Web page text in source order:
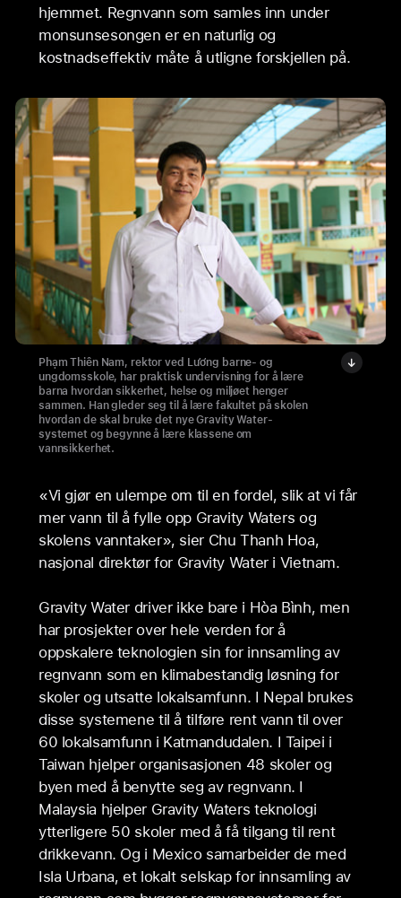
hjemmet. Regnvann som samles inn under
monsunsesongen er en naturlig og
kostnadseffektiv måte å utligne forskjellen på.
Phạm Thiên Nam, rektor ved Lương barne- og
ungdomsskole, har praktisk undervisning for å lære
barna hvordan sikkerhet, helse og miljøet henger
sammen. Han gleder seg til å lære fakultet på skolen
hvordan de skal bruke det nye Gravity Water-
systemet og begynne å lære klassene om
vannsikkerhet.
«Vi gjør en ulempe om til en fordel, slik at vi får
mer vann til å fylle opp Gravity Waters og
skolens vanntaker», sier Chu Thanh Hoa,
nasjonal direktør for Gravity Water i Vietnam.
Gravity Water driver ikke bare i Hòa Bình, men
har prosjekter over hele verden for å
oppskalere teknologien sin for innsamling av
regnvann som en klimabestandig løsning for
skoler og utsatte lokalsamfunn. I Nepal brukes
disse systemene til å tilføre rent vann til over
60 lokalsamfunn i Katmandudalen. I Taipei i
Taiwan hjelper organisasjonen 48 skoler og
byen med å benytte seg av regnvann. I
Malaysia hjelper Gravity Waters teknologi
ytterligere 50 skoler med å få tilgang til rent
drikkevann. Og i Mexico samarbeider de med
Isla Urbana, et lokalt selskap for innsamling av